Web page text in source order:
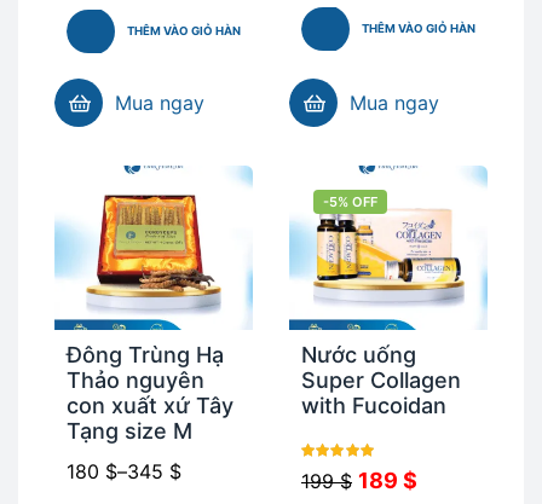
THÊM VÀO GIỎ HÀNG
Mua ngay
THÊM VÀO GIỎ HÀNG
Mua ngay
Đông Trùng Hạ
Thảo nguyên
con xuất xứ Tây
Tạng size M
180 $–345 $
-5% OFF
Nước uống
Super Collagen
with Fucoidan
Được xếp
199$ 189$